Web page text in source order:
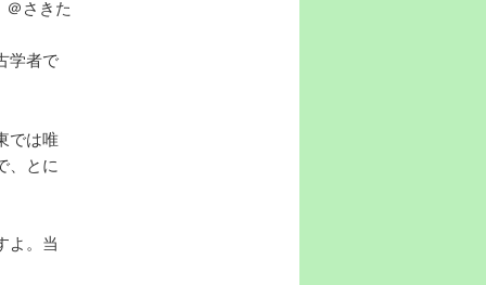
さきた
学者で
では唯
、とに
よ。当